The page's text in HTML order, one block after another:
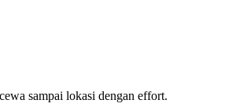
sampai lokasi dengan effort.